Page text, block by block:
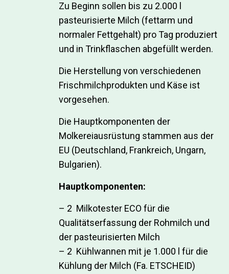
Zu Beginn sollen bis zu 2.000 l
pasteurisierte Milch (fettarm und
normaler Fettgehalt) pro Tag produziert
und in Trinkflaschen abgefüllt werden.
Die Herstellung von verschiedenen
Frischmilchprodukten und Käse ist
vorgesehen.
Die Hauptkomponenten der
Molkereiausrüstung stammen aus der
EU (Deutschland, Frankreich, Ungarn,
Bulgarien).
Hauptkomponenten:
– 2 Milkotester ECO für die
Qualitätserfassung der Rohmilch und
der pasteurisierten Milch
– 2 Kühlwannen mit je 1.000 l für die
Kühlung der Milch (Fa. ETSCHEID)